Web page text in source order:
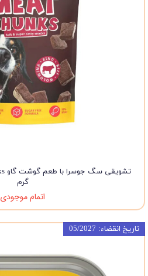
گرم
اتمام موجودی
تاریخ انقضاء: 05/2027